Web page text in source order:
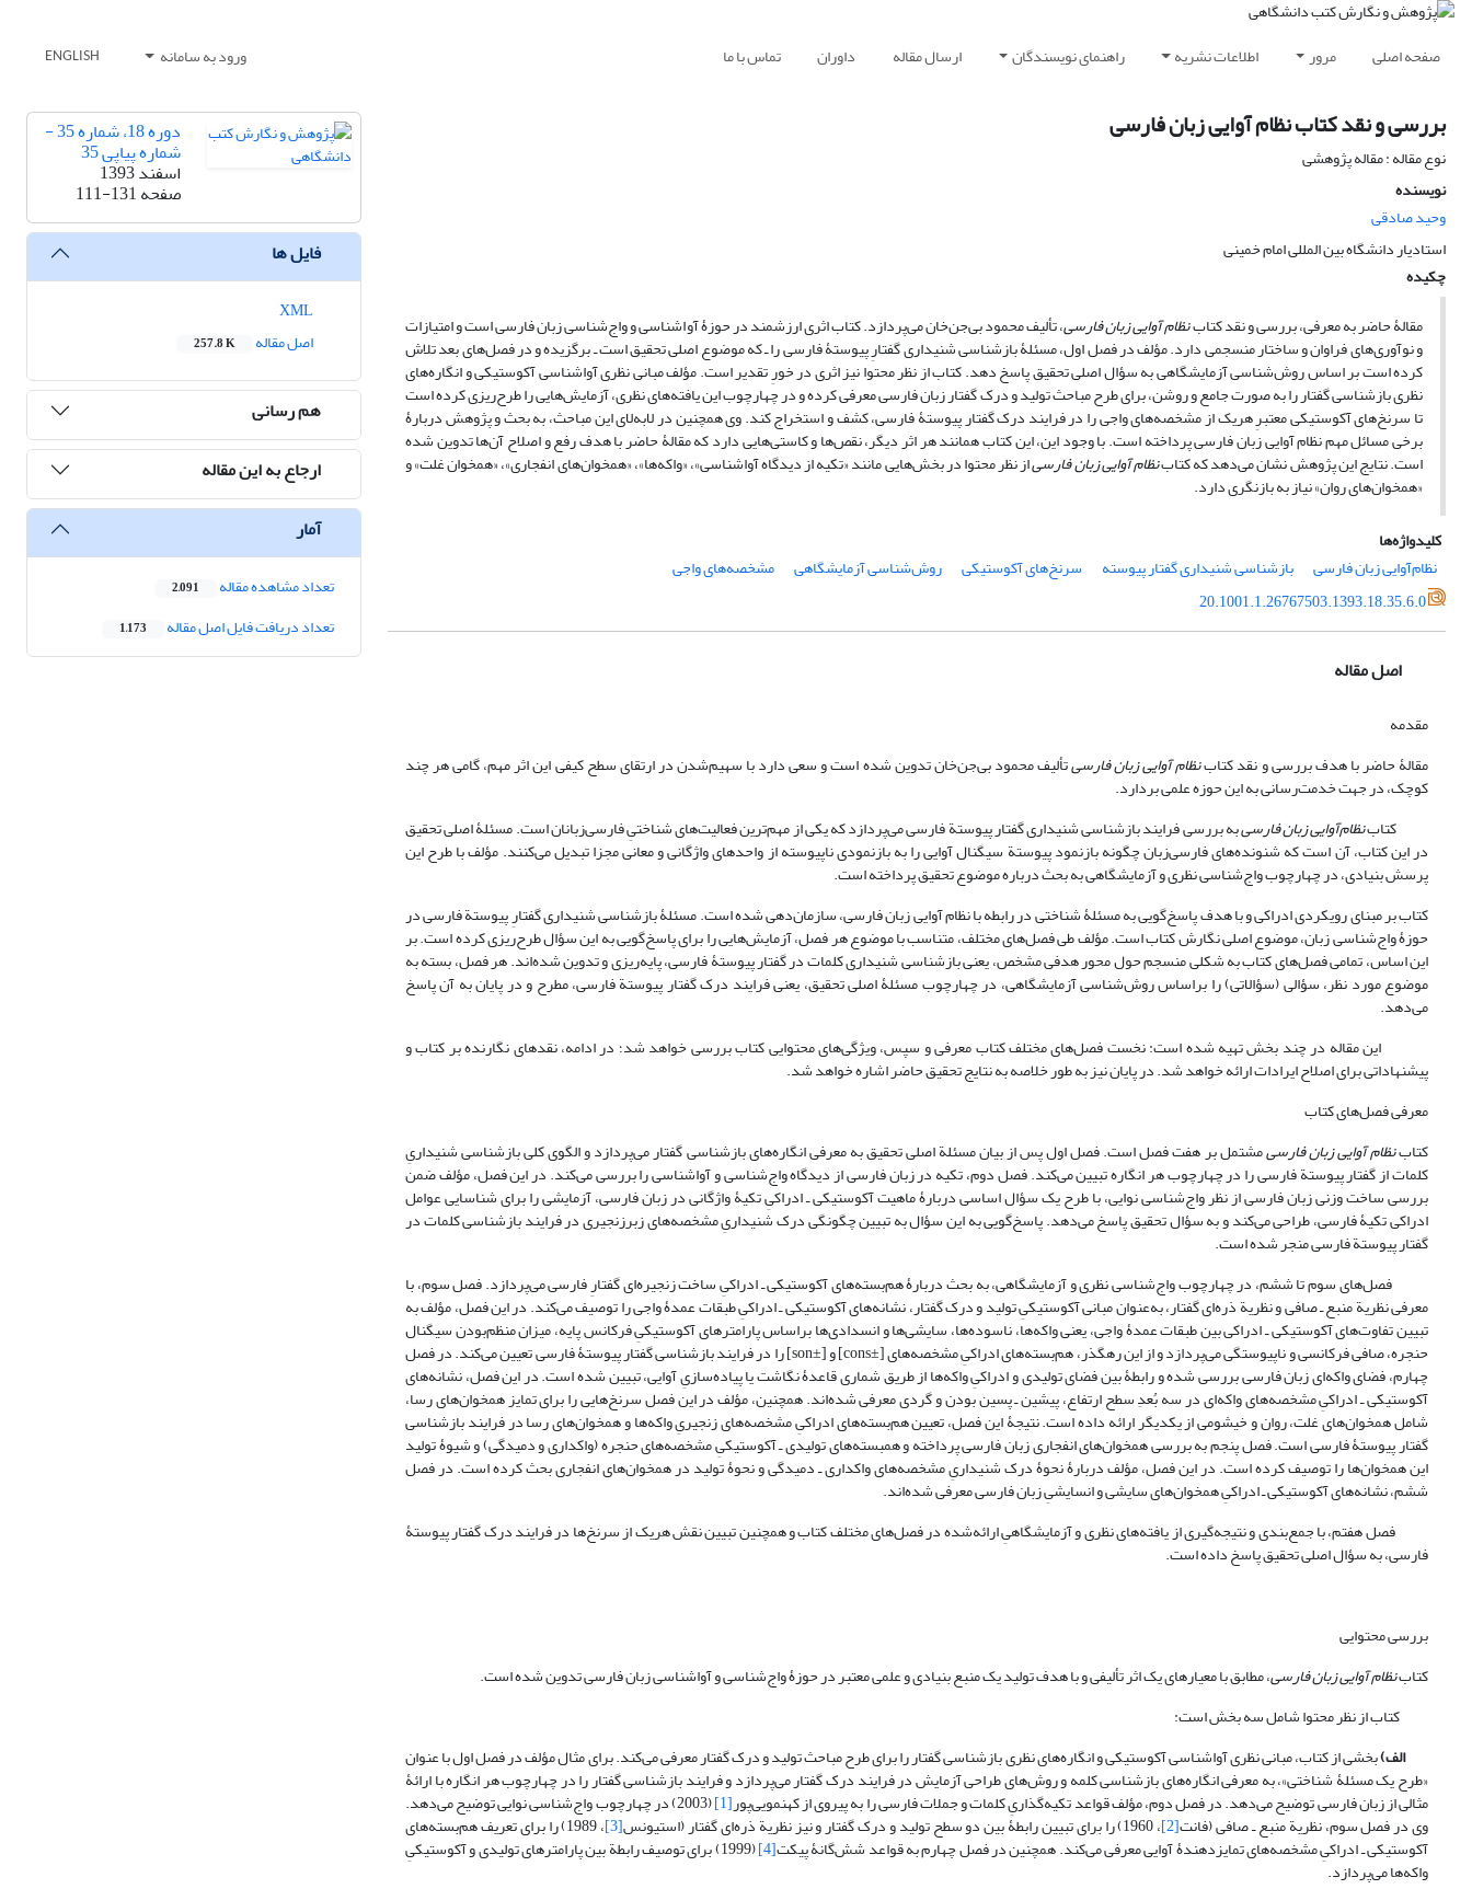
صفحه اصلی مرور اطلاعات نشریه راهنمای نویسندگان ارسال مقاله داوران تماس با ما ورود به سامانه ENGLISH
بررسی و نقد کتاب نظام آوایی زبان فارسی
نوع مقاله : مقاله پژوهشی
نویسنده
وحید صادقی
استادیار دانشگاه بین المللی امام خمینی
چکیده
مقالۀ حاضر به معرفی، بررسی و نقد کتابنظام آوایی زبان فارسی، تألیف محمود بی‌جن‌خان می‌پردازد. کتاب اثری ارزشمند در حوزۀ آواشناسی و واج‌شناسی زبان فارسی است و امتیازات
و نوآوری‌های فراوان و ساختار منسجمی دارد. مؤلف در فصل اول، مسئلۀ بازشناسی شنیداری گفتارِ پیوستۀ فارسی را ـ که موضوع اصلی تحقیق است ـ برگزیده و در فصل‌های بعد تلاش
کرده است بر اساس روش‌شناسی آزمایشگاهی به سؤال اصلی تحقیق پاسخ دهد. کتاب از نظر محتوا نیز اثری در خورِ تقدیر است. مؤلف مبانی نظری آواشناسی آکوستیکی و انگاره‌های
نظری بازشناسی گفتار را به صورت جامع و روشن، برای طرح مباحث تولید و درک گفتار زبان فارسی معرفی کرده و در چهارچوب این یافته‌های نظری، آزمایش‌هایی را طرح‌ریزی کرده است
تا سرنخ‌های آکوستیکی معتبرِ هریک از مشخصه‌های واجی را در فرایند درک گفتار پیوستۀ فارسی، کشف و استخراج کند. وی همچنین در لابه‌لای این مباحث، به بحث و پژوهش دربارۀ
برخی مسائل مهم نظام آوایی زبان فارسی پرداخته است. با وجود این، این کتاب همانند هر اثر دیگر، نقص‌ها و کاستی‌هایی دارد که مقالۀ حاضر با هدف رفع و اصلاح آن‌ها تدوین شده
است. نتایج این پژوهش نشان می‌دهد که کتابنظام آوایی زبان فارسیاز نظر محتوا در بخش‌هایی مانند «تکیه از دیدگاه آواشناسی»، «واکه‌ها»، «همخوان‌های انفجاری»، «همخوان غلت» و
«همخوان‌های روان» نیاز به بازنگری دارد.
کلیدواژه‌ها
نظام‌آوایی زبان فارسی
بازشناسی شنیداری گفتار پیوسته سرنخ‌های آکوستیکی روش‌شناسی آزمایشگاهی
مشخصه‌های واجی
20.1001.1.26767503.1393.18.35.6.0
اصل مقاله
مقدمه
مقالۀ حاضر با هدف بررسی و نقد کتابنظام آوایی زبان فارسیتألیف محمود بی‌جن‌خان تدوین شده است و سعی دارد با سهیم‌شدن در ارتقای سطح کیفی این اثر مهم، گامی هر چند
کوچک، در جهت خدمت‌رسانی به این حوزه علمی بردارد.
کتابنظام‌آوایی زبان فارسیبه بررسی فرایند بازشناسی شنیداری گفتار پیوستة فارسی می‌پردازد که یکی از مهم‌ترین فعالیت‌های شناختیِ فارسی‌زبانان است. مسئلۀ اصلی تحقیق
در این کتاب، آن است که شنونده‌های فارسی‌زبان چگونه بازنمود پیوستة سیگنال آوایی را به بازنمودی ناپیوسته از واحدهای واژگانی و معانی مجزا تبدیل می‌کنند. مؤلف با طرح این
پرسش بنیادی، در چهارچوب واج‌شناسی نظری و آزمایشگاهی به بحث درباره موضوع تحقیق پرداخته است.
کتاب بر مبنای رویکردی ادراکی و با هدف پاسخ‌گویی به مسئلۀ شناختی در رابطه با نظام آوایی زبان فارسی، سازمان‌دهی شده است. مسئلۀ بازشناسی شنیداری گفتارِ پیوستة فارسی در
حوزۀ واج‌شناسی زبان، موضوع اصلی نگارش کتاب است. مؤلف طی فصل‌های مختلف، متناسب با موضوع هر فصل، آزمایش‌هایی را برای پاسخ‌گویی به این سؤال طرح‌ریزی کرده است. بر
این اساس، تمامی فصل‌های کتاب به شکلی منسجم حول محور هدفی مشخص، یعنی بازشناسی شنیداری کلمات در گفتار پیوستۀ فارسی، پایه‌ریزی و تدوین شده‌اند. هر فصل، بسته به
موضوع مورد نظر، سؤالی (سؤالاتی) را براساس روش‌شناسی آزمایشگاهی، در چهارچوب مسئلۀ اصلی تحقیق، یعنی فرایند درک گفتار پیوستة فارسی، مطرح و در پایان به آن پاسخ
می‌دهد.
این مقاله در چند بخش تهیه شده است: نخست فصل‌های مختلف کتاب معرفی و سپس، ویژگی‌های محتوایی کتاب بررسی خواهد شد؛ در ادامه، نقدهای نگارنده بر کتاب و
پیشنهاداتی برای اصلاح ایرادات ارائه خواهد شد. در پایان نیز به طور خلاصه به نتایج تحقیق حاضر اشاره خواهد شد.
معرفی فصل‌های کتاب
کتابنظام آوایی زبان فارسیمشتمل بر هفت فصل است. فصل اول پس از بیان مسئلة اصلی تحقیق به معرفی انگاره‌های بازشناسی گفتار می‌پردازد و الگوی کلی بازشناسی شنیداریِ
کلمات از گفتار پیوستة فارسی را در چهارچوب هر انگاره تبیین می‌کند. فصل دوم، تکیه در زبان فارسی از دیدگاه واج‌شناسی و آواشناسی را بررسی می‌کند. در این فصل، مؤلف ضمن
بررسی ساخت وزنی زبان فارسی از نظر واج‌شناسی نوایی، با طرح یک سؤال اساسی دربارۀ ماهیت آکوستیکی ـ ادراکیِ تکیۀ واژگانی در زبان فارسی، آزمایشی را برای شناسایی عوامل
ادراکی تکیۀ فارسی، طراحی می‌کند و به سؤال تحقیق پاسخ می‌دهد. پاسخ‌گویی به این سؤال به تبیین چگونگی درک شنیداریِ مشخصه‌های زبرزنجیری در فرایند بازشناسی کلمات در
گفتار پیوستة فارسی منجر شده است.
فصل‌های سوم تا ششم، در چهارچوب واج‌شناسی نظری و آزمایشگاهی، به بحث دربارۀ هم‌بسته‌های آکوستیکی ـ ادراکیِ ساخت زنجیره‌ای گفتارِ فارسی می‌پردازد. فصل سوم، با
معرفی نظریة منبع ـ صافی و نظریة ذره‌ای گفتار، به‌عنوان مبانی آکوستیکیِ تولید و درک گفتار، نشانه‌های آکوستیکی ـ ادراکیِ طبقات عمدۀ واجی را توصیف می‌کند. در این فصل، مؤلف به
تبیین تفاوت‌های آکوستیکی ـ ادراکی بین طبقات عمدۀ واجی، یعنی واکه‌ها، ناسوده‌ها، سایشی‌ها و انسدادی‌ها براساس پارامترهای آکوستیکیِ فرکانس پایه، میزان منظم‌بودن سیگنال
حنجره، صافی فرکانسی و ناپیوستگی می‌پردازد و از این رهگذر، هم‌بسته‌های ادراکیِ مشخصه‌های [±cons] و [±son] را در فرایند بازشناسی گفتار پیوستۀ فارسی تعیین می‌کند. در فصل
چهارم، فضای واکه‌ای زبان فارسی بررسی شده و رابطۀ بین فضای تولیدی و ادراکیِ واکه‌ها از طریق شماری قاعدۀ نگاشت یا پیاده‌سازیِ آوایی، تبیین شده است. در این فصل، نشانه‌های
آکوستیکی ـ ادراکیِ مشخصه‌های واکه‌ای در سه بُعدِ سطح ارتفاع، پیشین ـ پسین بودن و گردی معرفی شده‌اند. همچنین، مؤلف در این فصل سرنخ‌هایی را برای تمایز همخوان‌های رسا،
شامل همخوان‌های غلت، روان و خیشومی از یکدیگر ارائه داده است. نتیجۀ این فصل، تعیین هم‌بسته‌های ادراکیِ مشخصه‌های زنجیریِ واکه‌ها و همخوان‌های رسا در فرایند بازشناسی
گفتار پیوستۀ فارسی است. فصل پنجم به بررسی همخوان‌های انفجاری زبان فارسی پرداخته و همبسته‌های تولیدی ـ آکوستیکیِ مشخصه‌های حنجره (واکداری و دمیدگی) و شیوۀ تولید
این همخوان‌ها را توصیف کرده است. در این فصل، مؤلف دربارۀ نحوۀ درک شنیداریِ مشخصه‌های واکداری ـ دمیدگی و نحوۀ تولید در همخوان‌های انفجاری بحث کرده است. در فصل
ششم، نشانه‌های آکوستیکی ـ ادراکیِ همخوان‌های سایشی و انسایشیِ زبان فارسی معرفی شده‌اند.
فصل هفتم، با جمع‌بندی و نتیجه‌گیری از یافته‌های نظری و آزمایشگاهیِ ارائه‌شده در فصل‌های مختلف کتاب و همچنین تبیین نقش هریک از سرنخ‌ها در فرایند درک گفتار پیوستۀ
فارسی، به سؤال اصلی تحقیق پاسخ داده است.
بررسی محتوایی
کتابنظام آوایی زبان فارسی، مطابق با معیارهای یک اثر تألیفی و با هدف تولید یک منبع بنیادی و علمی معتبر در حوزۀ واج‌شناسی و آواشناسی زبان فارسی تدوین شده است.
کتاب از نظر محتوا شامل سه بخش است:
الف)بخشی از کتاب، مبانی نظری آواشناسی آکوستیکی و انگاره‌های نظری بازشناسی گفتار را برای طرح مباحث تولید و درک گفتار معرفی می‌کند. برای مثال مؤلف در فصل اول با عنوان
«طرح یک مسئلۀ شناختی»، به معرفی انگاره‌های بازشناسی کلمه و روش‌های طراحی آزمایش در فرایند درک گفتار می‌پردازد و فرایند بازشناسی گفتار را در چهارچوب هر انگاره با ارائۀ
مثالی از زبان فارسی توضیح می‌دهد. در فصل دوم، مؤلف قواعد تکیه‌گذاریِ کلمات و جملات فارسی را به پیروی از کهنمویی‌پور[1] (2003) در چهارچوب واج‌شناسی نوایی توضیح می‌دهد.
وی در فصل سوم، نظریة منبع ـ‌ صافی (فانت[2] ، 1960) را برای تبیین رابطۀ بین دو سطح تولید و درک گفتار و نیز نظریة ذره‌ای گفتار (استیونس [3] ، 1989) را برای تعریف هم‌بسته‌های
آکوستیکی ـ ادراکیِ مشخصه‌های تمایزدهندۀ آوایی معرفی می‌کند. همچنین در فصل چهارم به قواعد شش‌گانۀ پیکت[4] (1999) برای توصیف رابطة بین پارامترهای تولیدی و آکوستیکیِ
واکه‌ها می‌پردازد.
دوره 18، شماره 35 -
شماره پیاپی 35
اسفند 1393
صفحه111-131
فایل ها
اصل مقاله
257.8 K
هم رسانی
ارجاع به این مقاله
آمار
تعداد مشاهده مقاله 2,091
تعداد دریافت فایل اصل مقاله 1,173